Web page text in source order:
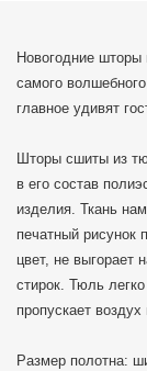
Новогодние
самого
главное удивят
Шторы сшиты из
в его состав
изделия. Ткань
печатный рисунок
цвет, не выгорает
стирок. Тюль
пропускает
Размер полотна: